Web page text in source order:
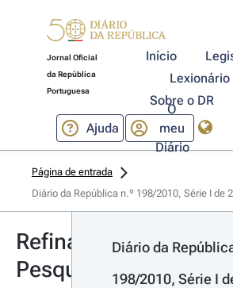
Jornal Oficial
da República
Portuguesa
Início
Lexionário
Sobre o DR
Ajuda
O
meu
Diário
Página de entrada
Diário da República n.º 198/2010, Série I de
Refinar
Pesquisa
Diário da
198/2010, Série I